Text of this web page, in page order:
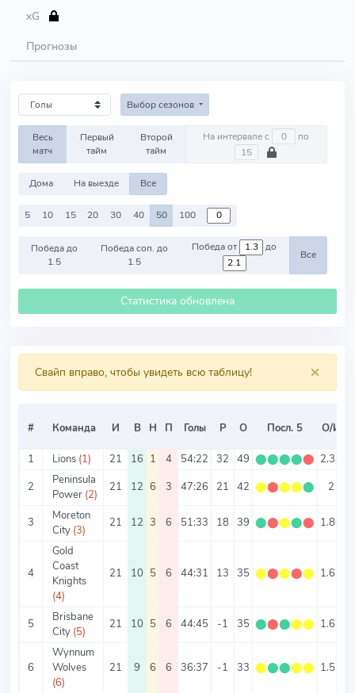
xG
Прогнозы
Выбор сезонов
Весь
матч
Первый
тайм
Второй
тайм
На интервале с по
Дома На выезде Все
5 10 15 20 30 40 50 100
Победа до
1.5
Победа соп. до
1.5
Победа от до
Все
Статистика обновлена
×
Свайп вправо, чтобы увидеть всю таблицу!
# Команда И В Н П Голы Р О Посл. 5 О/И
1
Lions (1) 21 16 1 4 54:22 32 49 ⬤⬤⬤⬤⬤ 2.33
2
Peninsula
Power (2)
21 12 6 3 47:26 21 42 ⬤⬤⬤⬤⬤ 2
3
Moreton
City (3)
21 12 3 6 51:33 18 39 ⬤⬤⬤⬤⬤ 1.86
4
Gold
Coast
Knights
(4)
21 10 5 6 44:31 13 35 ⬤⬤⬤⬤⬤ 1.67
5
Brisbane
City (5)
21 10 5 6 44:45 -1 35 ⬤⬤⬤⬤⬤ 1.67
6
Wynnum
Wolves
(6)
21 9 6 6 36:37 -1 33 ⬤⬤⬤⬤⬤ 1.57